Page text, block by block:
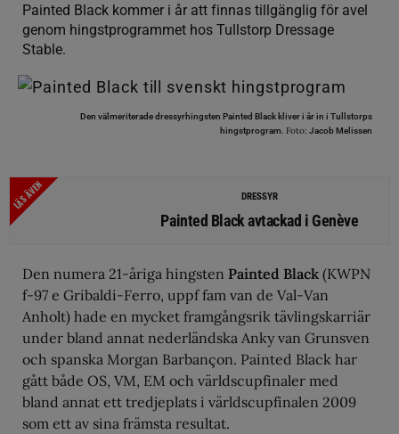
Painted Black kommer i år att finnas tillgänglig för avel
genom hingstprogrammet hos Tullstorp Dressage
Stable.
Den välmeriterade dressyrhingsten Painted Black kliver i år in i Tullstorps
hingstprogram. Foto: Jacob Melissen
LÄS ÄVEN DRESSYR
Painted Black avtackad i Genève
Den numera 21-åriga hingsten Painted Black (KWPN
f-97 e Gribaldi-Ferro, uppf fam van de Val-Van
Anholt) hade en mycket framgångsrik tävlingskarriär
under bland annat nederländska Anky van Grunsven
och spanska Morgan Barbançon. Painted Black har
gått både OS, VM, EM och världscupfinaler med
bland annat ett tredjeplats i världscupfinalen 2009
som ett av sina främsta resultat.